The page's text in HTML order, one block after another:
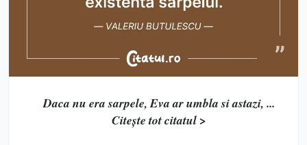
Daca nu era sarpele, Eva ar umbla si astazi, ...
Citește tot citatul >